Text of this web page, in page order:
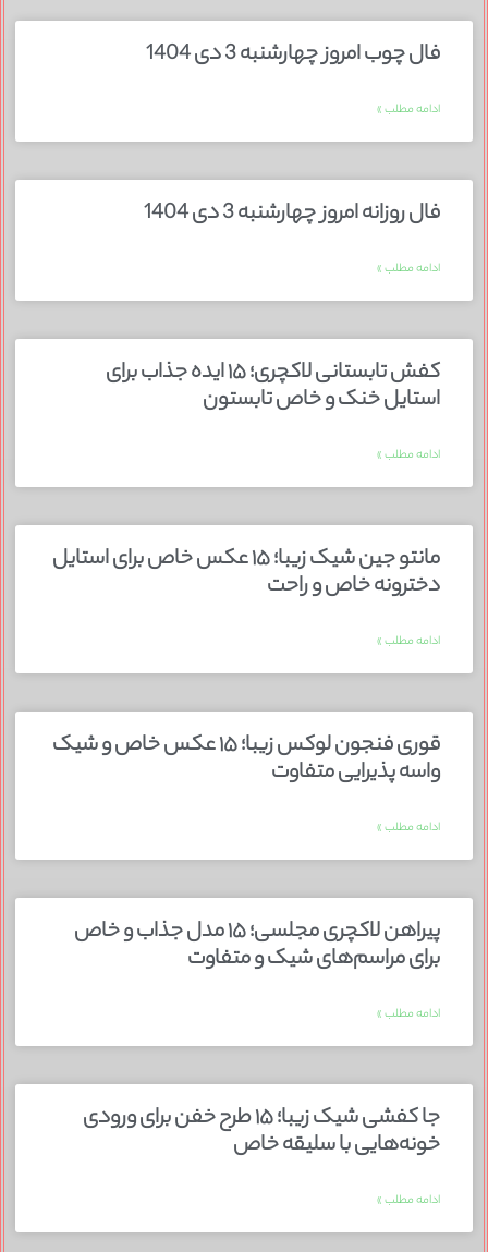
فال چوب امروز چهارشنبه 3 دی 1404
ادامه مطلب »
فال روزانه امروز چهارشنبه 3 دی 1404
ادامه مطلب »
کفش تابستانی لاکچری؛ ۱۵ ایده‌ جذاب برای
استایل خنک و خاص تابستون
ادامه مطلب »
مانتو جین شیک زیبا؛ ۱۵ عکس خاص برای استایل
دخترونه خاص و راحت
ادامه مطلب »
قوری فنجون لوکس زیبا؛ ۱۵ عکس خاص و شیک
واسه پذیرایی متفاوت
ادامه مطلب »
پیراهن لاکچری مجلسی؛ ۱۵ مدل جذاب و خاص
برای مراسم‌های شیک و متفاوت
ادامه مطلب »
جا کفشی شیک زیبا؛ ۱۵ طرح خفن برای ورودی
خونه‌هایی با سلیقه خاص
ادامه مطلب »